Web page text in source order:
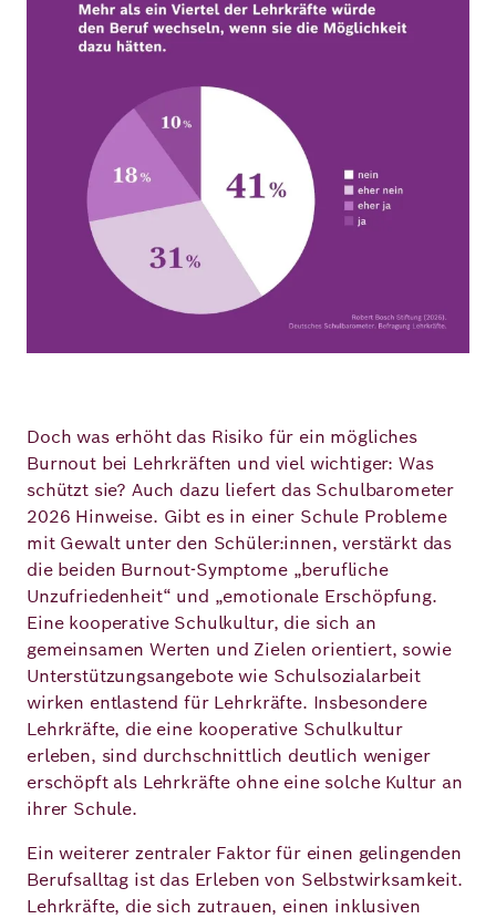
Doch was erhöht das Risiko für ein mögliches
Burnout bei Lehrkräften und viel wichtiger: Was
schützt sie? Auch dazu liefert das Schulbarometer
2026 Hinweise. Gibt es in einer Schule Probleme
mit Gewalt unter den Schüler:innen, verstärkt das
die beiden Burnout-Symptome „berufliche
Unzufriedenheit“ und „emotionale Erschöpfung.
Eine kooperative Schulkultur, die sich an
gemeinsamen Werten und Zielen orientiert, sowie
Unterstützungsangebote wie Schulsozialarbeit
wirken entlastend für Lehrkräfte. Insbesondere
Lehrkräfte, die eine kooperative Schulkultur
erleben, sind durchschnittlich deutlich weniger
erschöpft als Lehrkräfte ohne eine solche Kultur an
ihrer Schule.
Ein weiterer zentraler Faktor für einen gelingenden
Berufsalltag ist das Erleben von Selbstwirksamkeit.
Lehrkräfte, die sich zutrauen, einen inklusiven